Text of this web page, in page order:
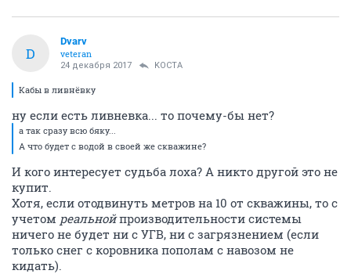
D
Dvarv
veteran
24 декабря 2017 KOCTA
Кабы в ливнёвку
ну если есть ливневка... то почему-бы нет?
а так сразу всю бяку...
А что будет с водой в своей же скважине?
И кого интересует судьба лоха? А никто другой это не
купит.
Хотя, если отодвинуть метров на 10 от скважины, то с
учетом реальнойпроизводительности системы
ничего не будет ни с УГВ, ни с загрязнением (если
только снег с коровника пополам с навозом не
кидать).